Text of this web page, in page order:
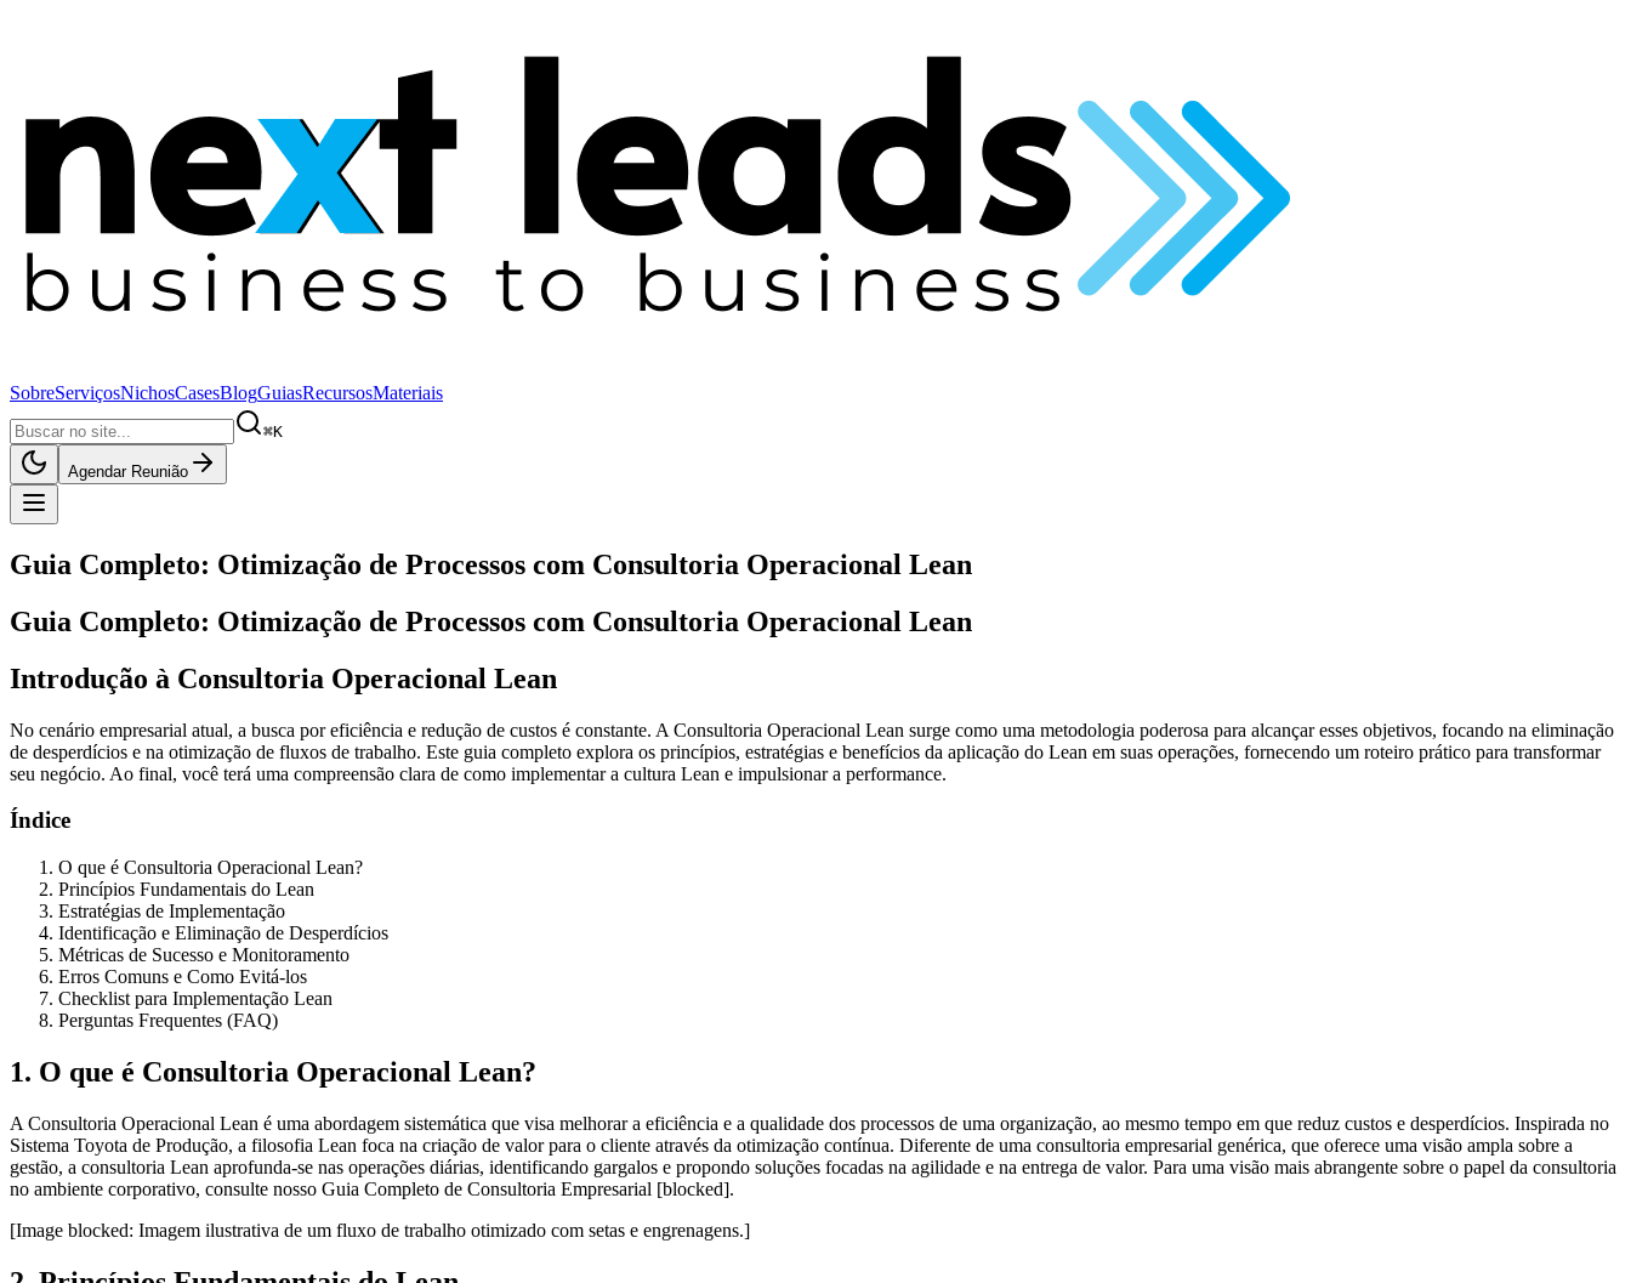
SobreServiçosNichosCasesBlogGuiasRecursosMateriais
⌘K
Agendar Reunião
Guia Completo: Otimização de Processos com Consultoria Operacional Lean
Guia Completo: Otimização de Processos com Consultoria Operacional Lean
Introdução à Consultoria Operacional Lean
No cenário empresarial atual, a busca poreficiência e redução de custos é constante. A Consultoria Operacional Lean surge como uma metodologia poderosa para alcançar esses objetivos, focando na eliminação
de desperdícios e na otimização de fluxos de trabalho. Este guia completo explora os princípios, estratégias e benefícios da aplicação do Lean em suas operações, fornecendo um roteiro prático para transformar
seu negócio. Ao final, você terá uma compreensão clara de como implementar a cultura Lean e impulsionar a performance.
Índice
O que é Consultoria Operacional Lean?
Princípios Fundamentais do Lean
Estratégias de Implementação
Identificação e Eliminação de Desperdícios
Métricas de Sucesso e Monitoramento
Erros Comuns e Como Evitá-los
Checklist para Implementação Lean
Perguntas Frequentes (FAQ)
1. O que é Consultoria Operacional Lean?
A Consultoria Operacional Lean é uma abordagem sistemática que visa melhorar a eficiência e a qualidade dos processos de uma organização, ao mesmo tempo em que reduz custos e desperdícios. Inspirada no
Sistema Toyota de Produção, a filosofia Lean foca na criação de valor para o cliente através da otimização contínua. Diferente de uma consultoria empresarial genérica, que oferece uma visão ampla sobre a
gestão, a consultoria Lean aprofunda-se nas operações diárias, identificando gargalos e propondo soluções focadas na agilidade e na entrega de valor. Para uma visão mais abrangente sobre o papel da consultoria
no ambiente corporativo, consulte nosso Guia Completo de Consultoria Empresarial [blocked].
[Image blocked: Imagem ilustrativa de um fluxo de trabalho otimizado com setas e engrenagens.]